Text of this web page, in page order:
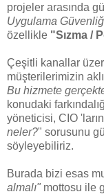
projeler arasında
Uygulama
özellikle "Sızma /
Çeşitli kanallar
müşterilerimizin
Bu hizmete
konudaki
yöneticisi, CIO
neler?" sorusunu
söyleyebiliriz.
Burada bizi esas
almalı" mottosu ile